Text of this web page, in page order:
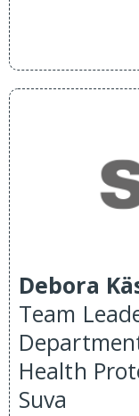
Debora
Team
Health
Suva